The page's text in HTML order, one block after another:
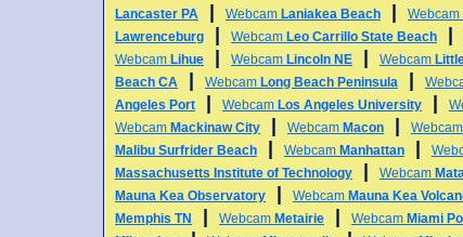
Lancaster PA
Webcam Laniakea Beach Webcam
Lawrenceburg
Webcam Leo Carrillo State Beach
Webcam Lihue Webcam Lincoln NE Webcam
Beach CA
Webcam Long Beach Peninsula
Angeles Port
Webcam Los Angeles University
Webcam Mackinaw City Webcam Macon Webcam
Malibu Surfrider Beach
Webcam Manhattan
Massachusetts Institute of Technology
Webcam
Mauna Kea Observatory
Webcam Mauna Kea
Memphis TN
Webcam Metairie Webcam Miami